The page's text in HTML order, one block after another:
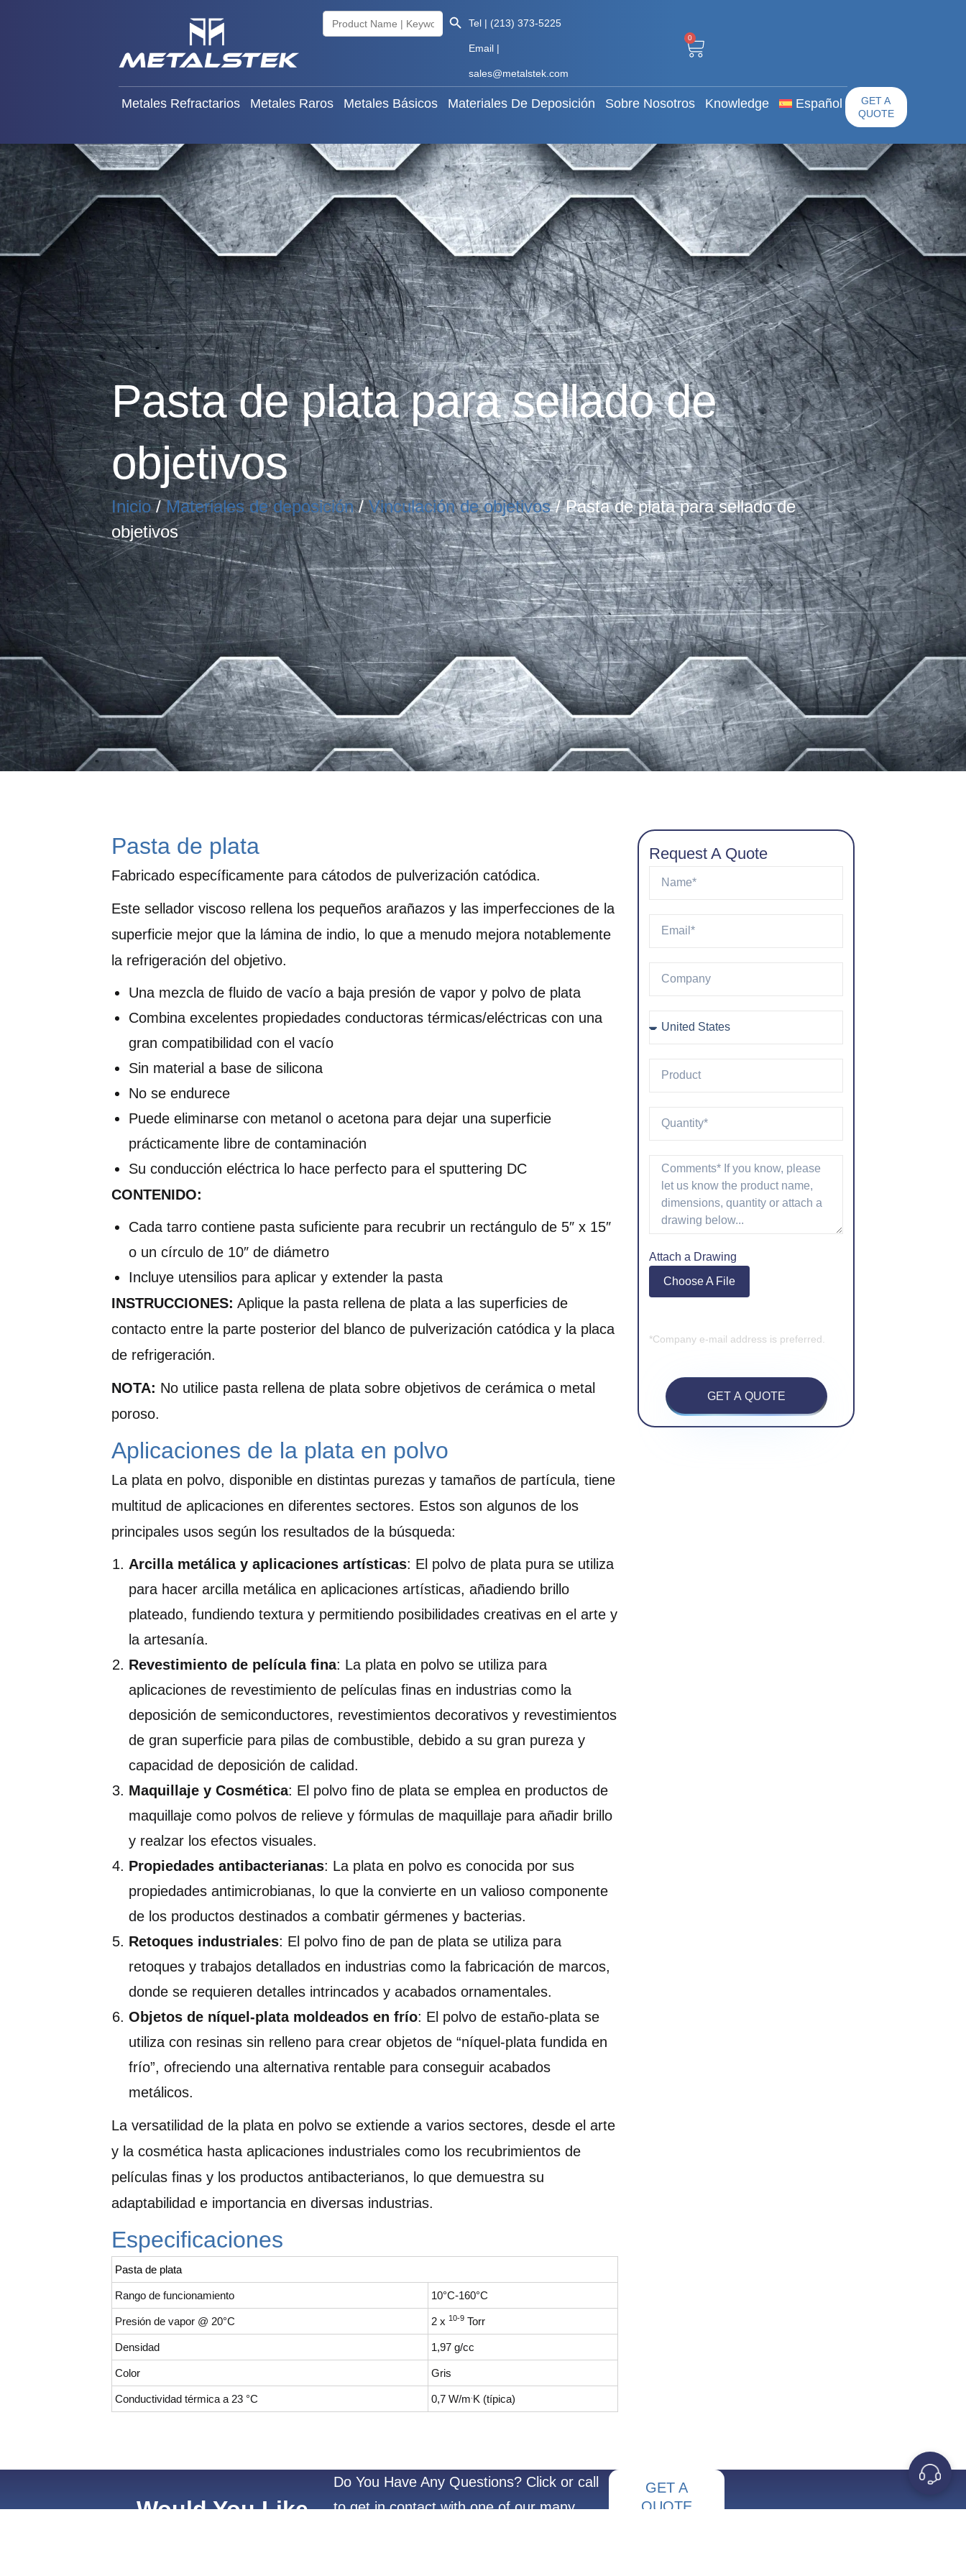
Search
for:
Search Button
Tel | (213) 373-5225
Email |
sales@metalstek.com
0
Metales Refractarios Metales Raros Metales Básicos Materiales De Deposición Sobre Nosotros Knowledge Español
GET A
QUOTE
Metales Refractarios Metales Raros Metales Básicos Materiales De Deposición
Español
Pasta de plata para sellado de
objetivos
Inicio/Materiales de deposición/Vinculación de objetivos/ Pasta de plata para sellado de
objetivos
Pasta de plata
Fabricado específicamente para cátodos de pulverización catódica.
Este sellador viscoso rellena los pequeños arañazos y las imperfecciones de la
superficie mejor que la lámina de indio, lo que a menudo mejora notablemente
la refrigeración del objetivo.
Una mezcla de fluido de vacío a baja presión de vapor y polvo de plata
Combina excelentes propiedades conductoras térmicas/eléctricas con una
gran compatibilidad con el vacío
Sin material a base de silicona
No se endurece
Puede eliminarse con metanol o acetona para dejar una superficie
prácticamente libre de contaminación
Su conducción eléctrica lo hace perfecto para el sputtering DC
CONTENIDO:
Cada tarro contiene pasta suficiente para recubrir un rectángulo de 5″ x 15″
o un círculo de 10″ de diámetro
Incluye utensilios para aplicar y extender la pasta
INSTRUCCIONES: Aplique la pasta rellena de plata a las superficies de
contacto entre la parte posterior del blanco de pulverización catódica y la placa
de refrigeración.
NOTA: No utilice pasta rellena de plata sobre objetivos de cerámica o metal
poroso.
Aplicaciones de la plata en polvo
La plata en polvo, disponible en distintas purezas y tamaños de partícula, tiene
multitud de aplicaciones en diferentes sectores. Estos son algunos de los
principales usos según los resultados de la búsqueda:
Arcilla metálica y aplicaciones artísticas: El polvo de plata pura se utiliza
para hacer arcilla metálica en aplicaciones artísticas, añadiendo brillo
plateado, fundiendo textura y permitiendo posibilidades creativas en el arte y
la artesanía.
Revestimiento de película fina: La plata en polvo se utiliza para
aplicaciones de revestimiento de películas finas en industrias como la
deposición de semiconductores, revestimientos decorativos y revestimientos
de gran superficie para pilas de combustible, debido a su gran pureza y
capacidad de deposición de calidad.
Maquillaje y Cosmética: El polvo fino de plata se emplea en productos de
maquillaje como polvos de relieve y fórmulas de maquillaje para añadir brillo
y realzar los efectos visuales.
Propiedades antibacterianas: La plata en polvo es conocida por sus
propiedades antimicrobianas, lo que la convierte en un valioso componente
de los productos destinados a combatir gérmenes y bacterias.
Retoques industriales: El polvo fino de pan de plata se utiliza para
retoques y trabajos detallados en industrias como la fabricación de marcos,
donde se requieren detalles intrincados y acabados ornamentales.
Objetos de níquel-plata moldeados en frío: El polvo de estaño-plata se
utiliza con resinas sin relleno para crear objetos de “níquel-plata fundida en
frío”, ofreciendo una alternativa rentable para conseguir acabados
metálicos.
La versatilidad de la plata en polvo se extiende a varios sectores, desde el arte
y la cosmética hasta aplicaciones industriales como los recubrimientos de
películas finas y los productos antibacterianos, lo que demuestra su
adaptabilidad e importancia en diversas industrias.
Especificaciones
Pasta de plata
Rango de funcionamiento 10°C-160°C
Presión de vapor @ 20°C 2 x 10-9Torr
Densidad 1,97 g/cc
Color Gris
Conductividad térmica a 23 °C 0,7 W/m K (típica)
Request A Quote
Attach a Drawing
Choose A File
*Company e-mail address is preferred.
GET A QUOTE
Would You Like
Do You Have Any Questions? Click or call
to get in contact with one of our many
GET A
QUOTE